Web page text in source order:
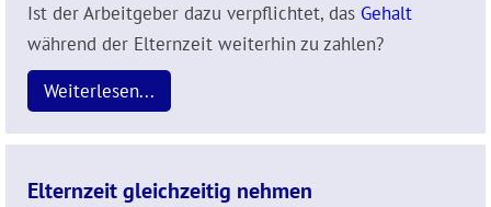
Ist der Arbeitgeber dazu verpflichtet, das Gehalt
während der Elternzeit weiterhin zu zahlen?
Weiterlesen...
Elternzeit gleichzeitig nehmen